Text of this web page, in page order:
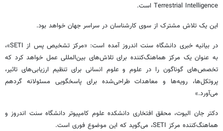
Terrestrial Intelligence است.
این یک تلاش مشترک از سوی کارشناسان در سراسر جهان خواهد بود.
در بیانیه خبری دانشگاه سنت اندروز آمده است: «مرکز تشخیص پس از SETI»،
به عنوان یک مرکز هماهنگ‌کننده برای تلاش‌های بین‌المللی عمل خواهد کرد که
تخصص‌های گوناگون را در علوم و علوم انسانی برای تنظیم ارزیابی‌های تاثیر،
پروتکل‌ها، رویه‌ها و معاهدات طراحی‌شده برای پاسخگویی مسئولانه گردهم
می‌آورد.»
دکتر جان الیوت، محقق افتخاری دانشکده علوم کامپیوتر دانشگاه سنت اندروز و
هماهنگ‌کننده مرکز SETI، می‌گوید که این موضوع فوری است.